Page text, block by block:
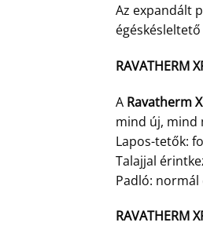
Az expandált
RAVATHERM
A Ravatherm
mind új, mind
Lapos-tetők:
Talajjal
Padló:
RAVATHERM